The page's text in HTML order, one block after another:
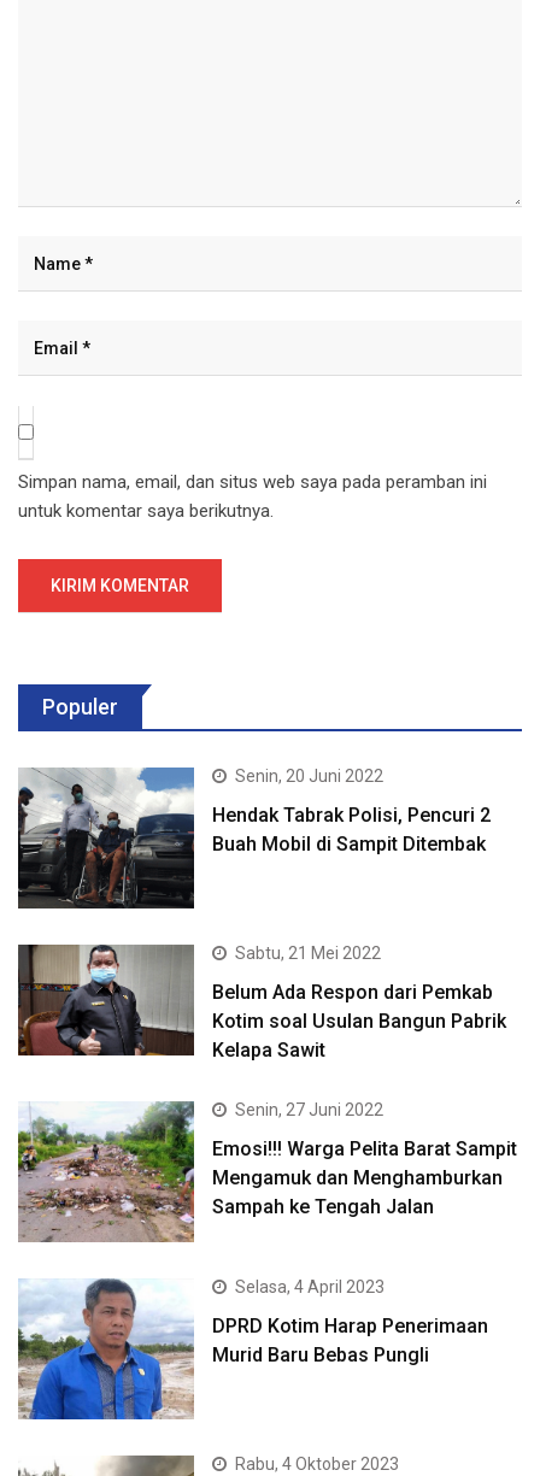
Simpan nama, email, dan situs web saya pada peramban ini
untuk komentar saya berikutnya.
Populer
Senin, 20 Juni 2022
Hendak Tabrak Polisi, Pencuri 2
Buah Mobil di Sampit Ditembak
Sabtu, 21 Mei 2022
Belum Ada Respon dari Pemkab
Kotim soal Usulan Bangun Pabrik
Kelapa Sawit
Senin, 27 Juni 2022
Emosi!!! Warga Pelita Barat Sampit
Mengamuk dan Menghamburkan
Sampah ke Tengah Jalan
Selasa, 4 April 2023
DPRD Kotim Harap Penerimaan
Murid Baru Bebas Pungli
Rabu, 4 Oktober 2023